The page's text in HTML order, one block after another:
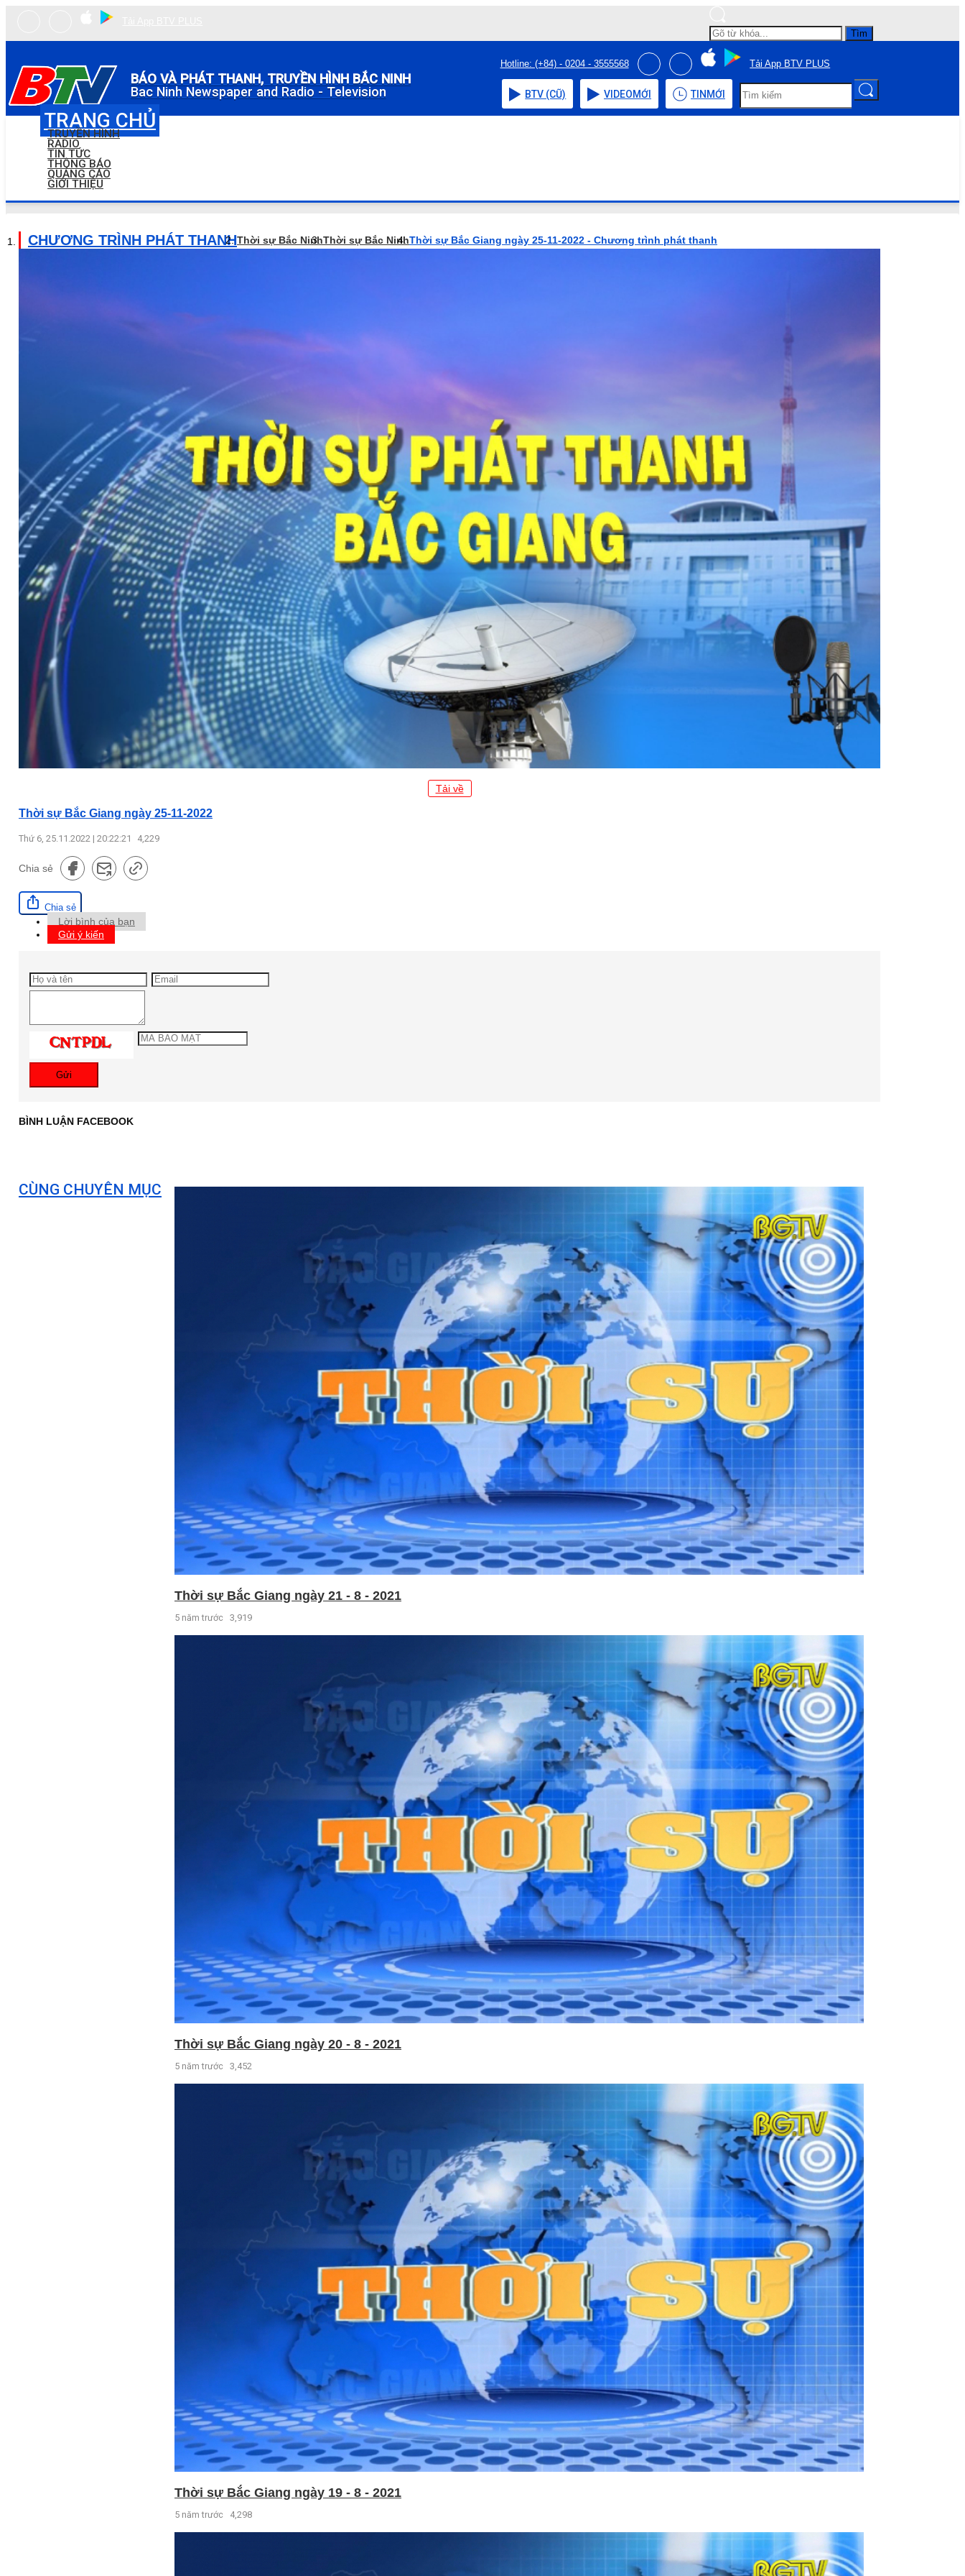
Tìm
BÁO VÀ PHÁT THANH, TRUYỀN HÌNH BẮC NINH
Bac Ninh Newspaper and Radio - Television
Hotline: (+84) - 0204 - 3555568 Tải App BTV PLUS
BTV (CŨ) VIDEOMỚI TIN MỚI
TRANG CHỦ
TRUYỀN HÌNH
RADIO
TIN TỨC
THÔNG BÁO
QUẢNG CÁO
GIỚI THIỆU
CHƯƠNG TRÌNH PHÁT THANHThời sự Bắc NinhThời sự Bắc NinhThời sự Bắc Giang ngày 25-11-2022 - Chương trình phát thanh
Tải về
Thời sự Bắc Giang ngày 25-11-2022
Thứ 6, 25.11.2022 | 20:22:21 4,229
Chia sẻ
Chia sẻ
Lời bình của bạn
Gửi ý kiến
Gửi
BÌNH LUẬN FACEBOOK
CÙNG CHUYÊN MỤC
Thời sự Bắc Giang ngày 21 - 8 - 2021
5 năm trước 3,919
Thời sự Bắc Giang ngày 20 - 8 - 2021
5 năm trước 3,452
Thời sự Bắc Giang ngày 19 - 8 - 2021
5 năm trước 4,298